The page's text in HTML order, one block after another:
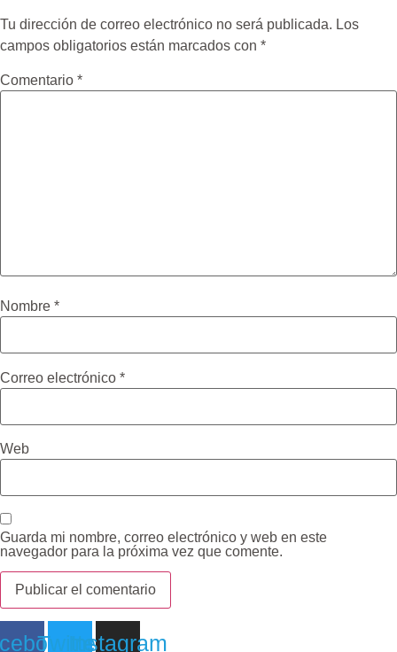
Tu dirección de correo electrónico no será publicada. Los
campos obligatorios están marcados con *
Comentario *
Nombre *
Correo electrónico *
Web
Guarda mi nombre, correo electrónico y web en este
navegador para la próxima vez que comente.
TwitterInstagram